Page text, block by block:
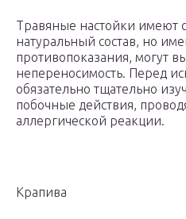
Травяные настойки имеют
натуральный состав, но
противопоказания, могут
непереносимость. Перед
обязательно тщательно
побочные действия,
аллергической реакции.
Крапива